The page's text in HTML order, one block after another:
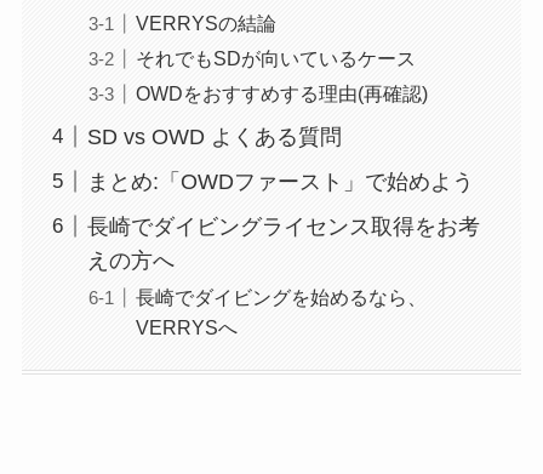
VERRYSの結論
それでもSDが向いているケース
OWDをおすすめする理由(再確認)
SD vs OWD よくある質問
まとめ:「OWDファースト」で始めよう
長崎でダイビングライセンス取得をお考
えの方へ
長崎でダイビングを始めるなら、
VERRYSへ